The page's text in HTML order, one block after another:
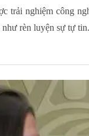
trải nghiệm công
như rèn luyện sự tự tin.